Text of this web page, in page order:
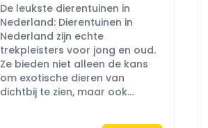
De leukste dierentuinen in
Nederland: Dierentuinen in
Nederland zijn echte
trekpleisters voor jong en oud.
Ze bieden niet alleen de kans
om exotische dieren van
dichtbij te zien, maar ook...